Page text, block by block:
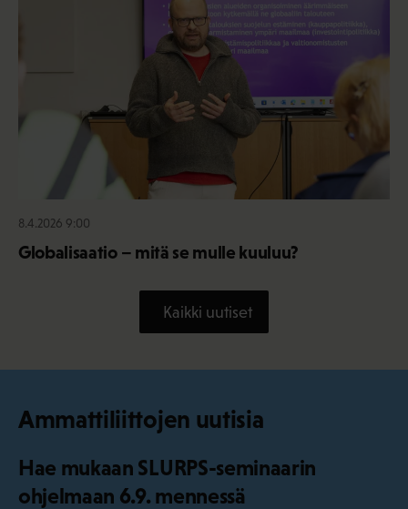
8.4.2026 9:00
Globalisaatio – mitä se mulle kuuluu?
Kaikki uutiset
Ammattiliittojen uutisia
Hae mukaan SLURPS-seminaarin
ohjelmaan 6.9. mennessä